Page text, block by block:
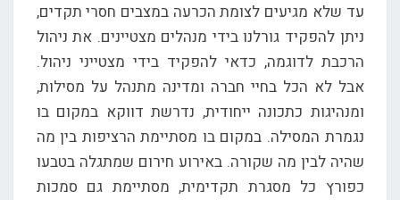
עד שלא מגיעים לצומת הכרעה במצבים חסרי תקדים,
ניתן להפקיד גורלנו בידי מנהלים מצטיינים. את ניהול
הרכבת לדוגמה, כדאי להפקיד בידי מצטייני ניהול.
אבל לא הכל בחיי חברה ומדינה מתנהל על מסילות,
ומנהיגות כתכונה ייחודית, נדרשת דווקא במקום בו
נגמרת המסילה. במקום בו מסתיימת הרציפות בין מה
שהיה לבין מה שקורה. באירוע חירום שמתגלה בטבעו
כפורץ כל מסגרת תקדימית, מסתיימת גם סמכות